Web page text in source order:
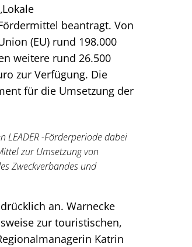
beantragt. Von
(EU) rund 198.000
weitere rund 26.500
zur Verfügung. Die
für die Umsetzung der
-Förderperiode dabei
zur Umsetzung von
Zweckverbandes und
an. Warnecke
zur touristischen,
Katrin